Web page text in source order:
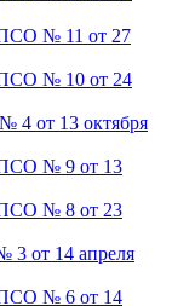
№ 11 от 27
№ 10 от 24
4 от 13 октября
№ 9 от 13
№ 8 от 23
3 от 14 апреля
№ 6 от 14